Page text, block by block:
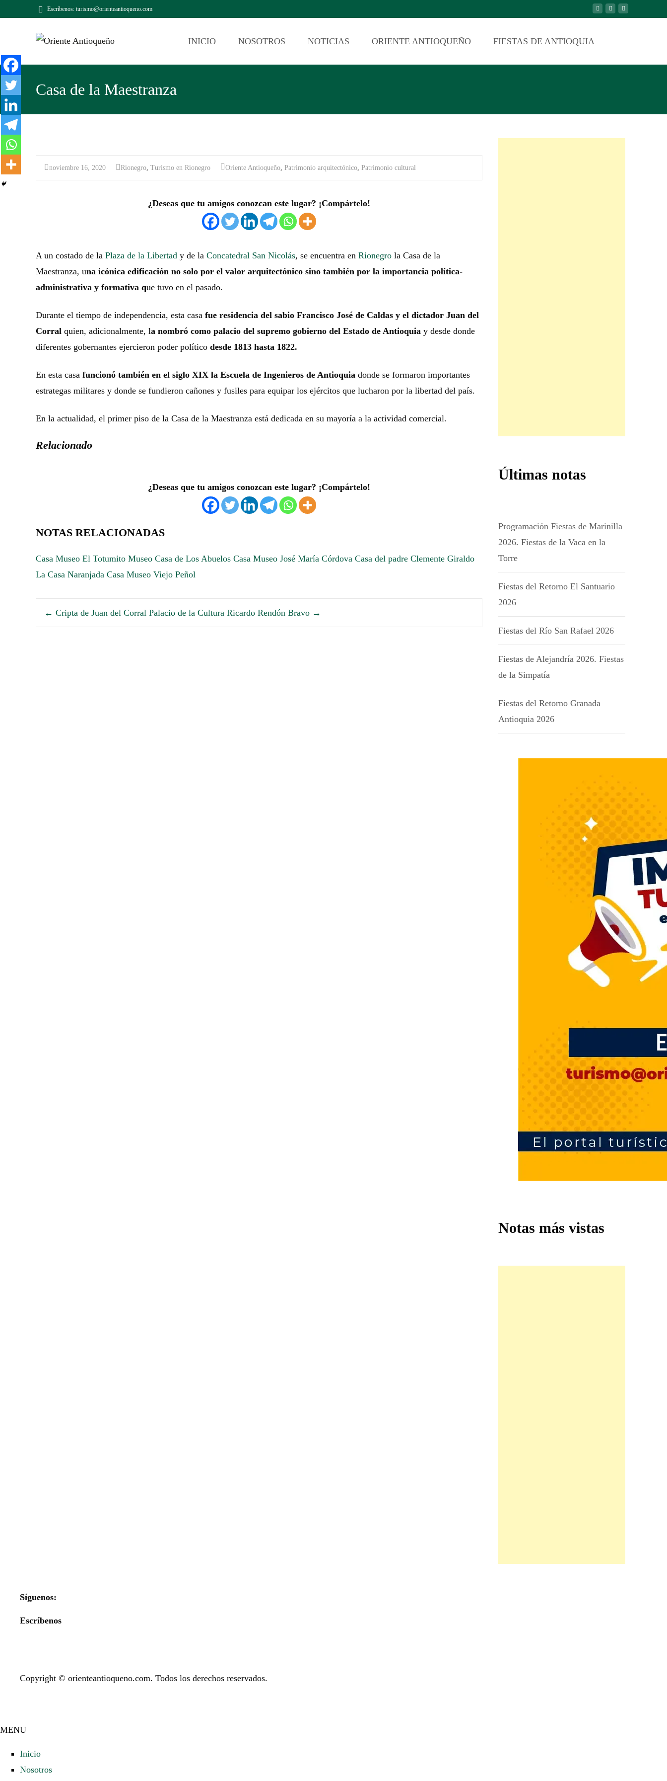
Escríbenos: turismo@orienteantioqueno.com
INICIO NOSOTROS NOTICIAS ORIENTE ANTIOQUEÑO FIESTAS DE ANTIOQUIA
Casa de la Maestranza
noviembre 16, 2020 Rionegro, Turismo en Rionegro Oriente Antioqueño, Patrimonio arquitectónico, Patrimonio cultural
¿Deseas que tu amigos conozcan este lugar? ¡Compártelo!
A un costado de la Plaza de la Libertad y de la Concatedral San Nicolás, se encuentra en Rionegro la Casa de la
Maestranza, una icónica edificación no solo por el valor arquitectónico sino también por la importancia política-
administrativa y formativa que tuvo en el pasado.
Durante el tiempo de independencia, esta casa fue residencia del sabio Francisco José de Caldas y el dictador Juan del
Corral quien, adicionalmente, la nombró como palacio del supremo gobierno del Estado de Antioquia y desde donde
diferentes gobernantes ejercieron poder político desde 1813 hasta 1822.
En esta casa funcionó también en el siglo XIX la Escuela de Ingenieros de Antioquia donde se formaron importantes
estrategas militares y donde se fundieron cañones y fusiles para equipar los ejércitos que lucharon por la libertad del país.
En la actualidad, el primer piso de la Casa de la Maestranza está dedicada en su mayoría a la actividad comercial.
Relacionado
¿Deseas que tu amigos conozcan este lugar? ¡Compártelo!
NOTAS RELACIONADAS
Casa Museo El Totumito Museo Casa de Los Abuelos Casa Museo José María Córdova Casa del padre Clemente Giraldo
La Casa Naranjada Casa Museo Viejo Peñol
← Cripta de Juan del Corral Palacio de la Cultura Ricardo Rendón Bravo →
Últimas notas
Programación Fiestas de Marinilla
2026. Fiestas de la Vaca en la
Torre
Fiestas del Retorno El Santuario
2026
Fiestas del Río San Rafael 2026
Fiestas de Alejandría 2026. Fiestas
de la Simpatía
Fiestas del Retorno Granada
Antioquia 2026
Notas más vistas
Síguenos:
Escríbenos
Copyright © orienteantioqueno.com. Todos los derechos reservados.
MENU
Inicio
Nosotros